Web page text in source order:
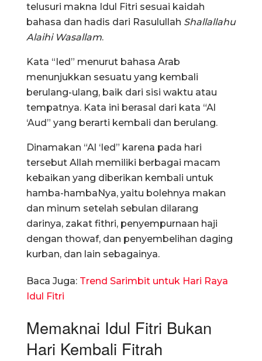
telusuri makna Idul Fitri sesuai kaidah
bahasa dan hadis dari Rasulullah Shallallahu
Alaihi Wasallam.
Kata “Ied” menurut bahasa Arab
menunjukkan sesuatu yang kembali
berulang-ulang, baik dari sisi waktu atau
tempatnya. Kata ini berasal dari kata “Al
‘Aud” yang berarti kembali dan berulang.
Dinamakan “Al ‘Ied” karena pada hari
tersebut Allah memiliki berbagai macam
kebaikan yang diberikan kembali untuk
hamba-hambaNya, yaitu bolehnya makan
dan minum setelah sebulan dilarang
darinya, zakat fithri, penyempurnaan haji
dengan thowaf, dan penyembelihan daging
kurban, dan lain sebagainya.
Baca Juga: Trend Sarimbit untuk Hari Raya
Idul Fitri
Memaknai Idul Fitri Bukan
Hari Kembali Fitrah